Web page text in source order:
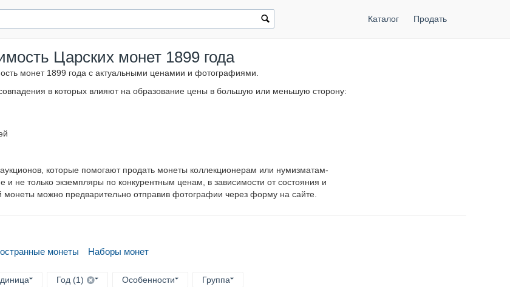
Каталог Продать
Царских монет 1899 года
монет 1899 года с актуальными ценамии и фотографиями.
в которых влияют на образование цены в большую или меньшую сторону:
которые помогают продать монеты коллекционерам или нумизматам-
не только экземпляры по конкурентным ценам, в зависимости от состояния и
монеты можно предварительно отправив фотографии через форму на сайте.
монеты Наборы монет
Год (1) Особенности Группа